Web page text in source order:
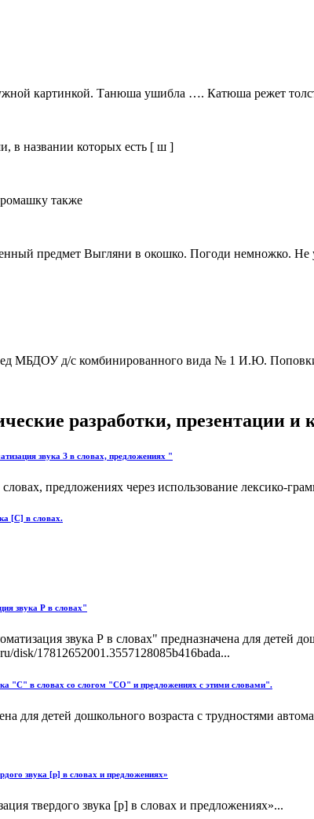
картинкой. Танюша ушибла …. Катюша режет
в названии которых есть [ ш ]
также
предмет Выгляни в окошко. Погоди немножко. Не
МБДОУ д/с комбинированного вида № 1 И.Ю.
разработки, презентации и
звука З в словах, предложениях "
предложениях через использование лексико-
[C] в словах.
звука Р в словах"
звука Р в словах" предназначена для детей
disk/17812652001.3557128085b416bada...
"С" в словах со слогом "СО" и предложениях с этими словами".
для детей дошкольного возраста с трудностями
звука [р] в словах и предложениях»
твердого звука [р] в словах и предложениях»...